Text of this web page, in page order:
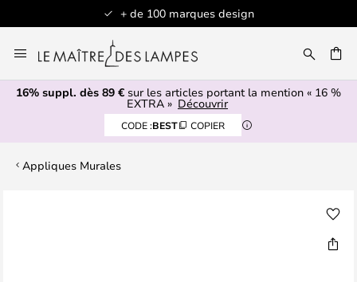
+ de 100 marques design
au
contenu
16% suppl. dès 89 € sur les articles portant la mention « 16 %
EXTRA » Découvrir
CODE :BEST COPIER
Appliques Murales